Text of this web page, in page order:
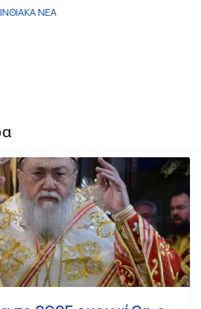
ΝΕΑ
Διεθνής Ημέρα Μουσείων: Σημαντική